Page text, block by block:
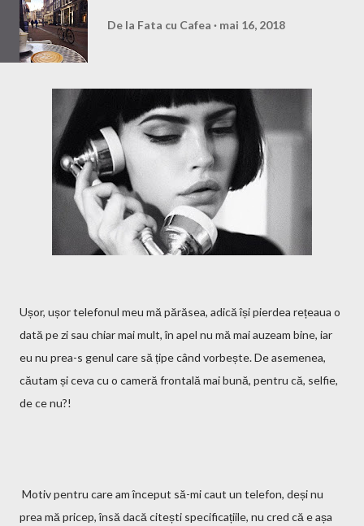
De la Fata cu Cafea mai 16, 2018
Ușor, ușor telefonul meu mă părăsea, adică își pierdea rețeaua o
dată pe zi sau chiar mai mult, în apel nu mă mai auzeam bine, iar
eu nu prea-s genul care să țipe când vorbește. De asemenea,
căutam și ceva cu o cameră frontală mai bună, pentru că, selfie,
de ce nu?!
Motiv pentru care am început să-mi caut un telefon, deși nu
prea mă pricep, însă dacă citești specificațiile, nu cred că e așa